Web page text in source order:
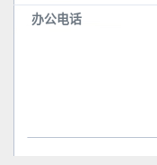
办公电话